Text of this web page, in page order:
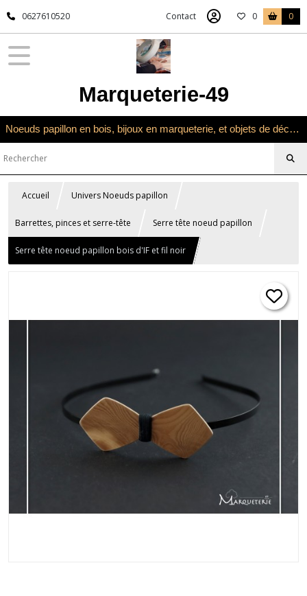
0627610520 Contact 0 0
Marqueterie-49
Noeuds papillon en bois, bijoux en marqueterie, et objets de décoration en marqueterie bois
Accueil Univers Noeuds papillon
Barrettes, pinces et serre-tête Serre tête noeud papillon
Serre tête noeud papillon bois d'IF et fil noir